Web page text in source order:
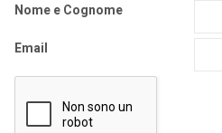
Nome e Cognome
Email